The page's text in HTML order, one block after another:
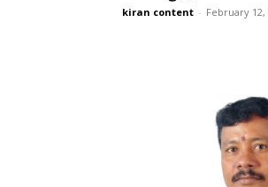
kiran content - February 12,